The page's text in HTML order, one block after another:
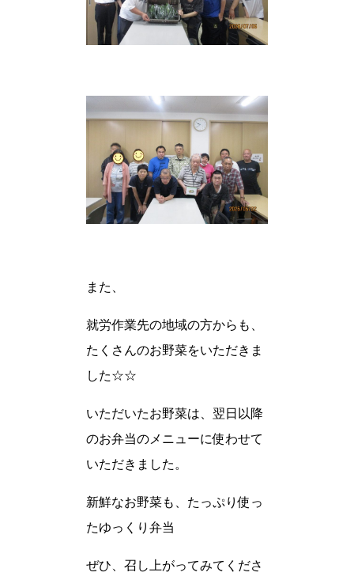
また、
就労作業先の地域の方からも、
たくさんのお野菜をいただきま
した☆☆
いただいたお野菜は、翌日以降
のお弁当のメニューに使わせて
いただきました。
新鮮なお野菜も、たっぷり使っ
たゆっくり弁当
ぜひ、召し上がってみてくださ